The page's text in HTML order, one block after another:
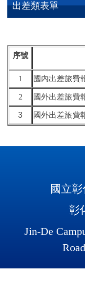
出差類表單
序號
1 國內出差旅費
2 國外出差旅費
3 國外出差旅費
國立
彰
Jin-De